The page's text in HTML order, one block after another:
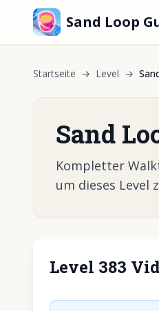
Sand Loop
Startseite → Level →
Sand
Kompletter
um dieses Level
Level 383